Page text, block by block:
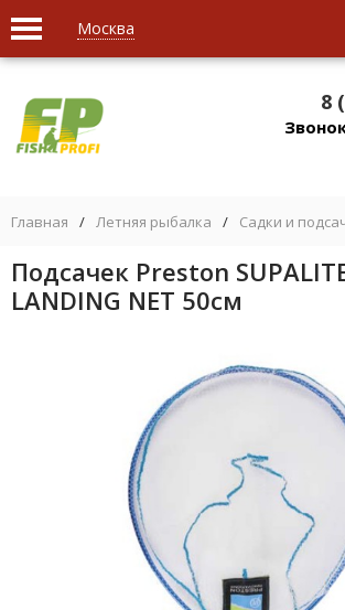
Москва
8
Главная / Летняя рыбалка / Садки и
Подсачек Preston
LANDING NET 50см